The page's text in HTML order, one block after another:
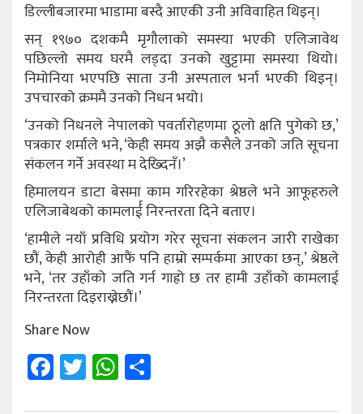
डिल्लीबजारमा भाडामा बस्दै आएकी उनी अविवाहित थिइन्।
सन् १९७० दशकमै मृगौलाको समस्या भएकी एलिजावेथ
पछिल्लो समय घरमै लड्दा उनको खुट्टामा समस्या थियो।
निमोनिया भएपछि साता उनी अस्पताल भर्ना भएकी थिइन्।
उपचारको क्रममै उनको निधन भयो।
‘उनको निधनले नेपालको पवर्तारोहणमा ठूलो क्षति पुगेको छ,’
पत्रकार शर्माले भने, ‘केही समय अझै कसैले उनको जति सूचना
संकलन गर्ने अवस्था म देख्दिनँ।’
हिमालयन डाटा बेसमा काम गरिरहेका श्रेष्ठले भने आफूहरुले
एलिजाबेथको कामलार्ई निरन्तरता दिने बताए।
‘हामीले नयाँ प्रविधि प्रयोग गरेर सूचना संकलन जारी राखेका
छौं, केही आरोही आफैं पनि हाम्रो सम्पर्कमा आएका छन्,’ श्रेष्ठले
भने, ‘तर उहाँको जति गर्न गाह्रो छ तर हामी उहाँको कामलाई
निरन्तरता दिइराख्नेछौं।’
Share Now
Facebook
TwitterWhatsApp